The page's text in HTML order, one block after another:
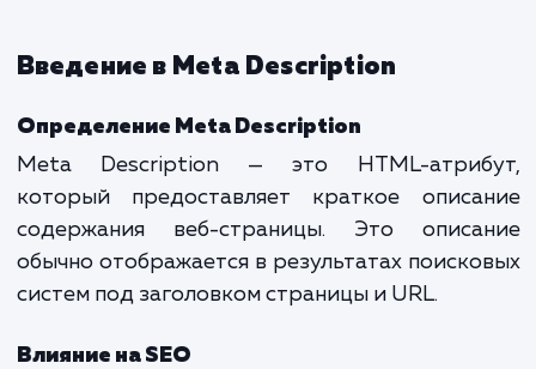
Google Search Console
6. Заключение